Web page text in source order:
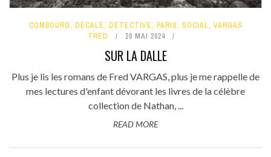
COMBOURG, DÉCALÉ, DÉTECTIVE, PARIS, SOCIAL, VARGAS
FRED
28 MAI 2024
SUR LA DALLE
Plus je lis les romans de Fred VARGAS, plus je me rappelle de
mes lectures d'enfant dévorant les livres de la célèbre
collection de Nathan, ...
READ MORE